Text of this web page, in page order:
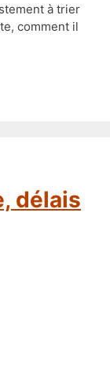
à trier
comment il
délais